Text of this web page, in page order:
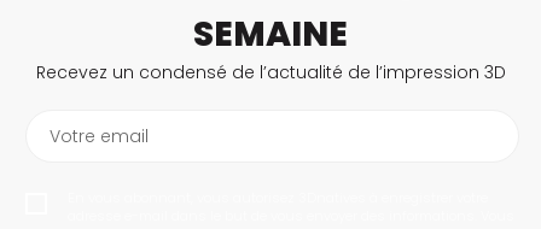
SEMAINE
Recevez un condensé de l’actualité de l’impression 3D
Votre email